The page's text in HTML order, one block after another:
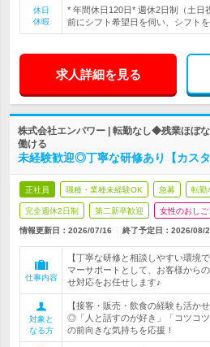
休日
休暇
* 年間休日120日* 週休2日制（土
前にシフト希望日を伺い、シフト
求人詳細を見る
株式会社エンパワー | 転勤なし◆残業ほぼ
働ける
未経験歓迎◎丁寧な研修あり【カス
正社員 職種・業種未経験OK 急募 転勤
完全週休2日制 第二新卒歓迎 女性のおしご
情報更新日：2026/07/16 終了予定日： 2026/08/
仕事内容
【丁寧な研修と相談しやすい環境
マーサポートとして、お客様から
せ対応をお任せします♪
対象と
なる方
【接客・販売・飲食の経験も活か
◎「人と話すのが好き」「コツコ
の前向きな気持ちを応援！